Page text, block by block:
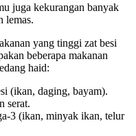
juga kekurangan banyak
lemas.
yang tinggi zat besi
beberapa makanan
haid:
(ikan, daging, bayam).
serat.
3 (ikan, minyak ikan, telur